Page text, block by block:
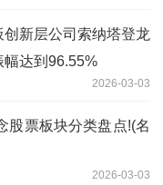
创新层公司索纳塔登龙
幅达到96.55%
2026-03-03
股票板块分类盘点!(名
2026-03-03